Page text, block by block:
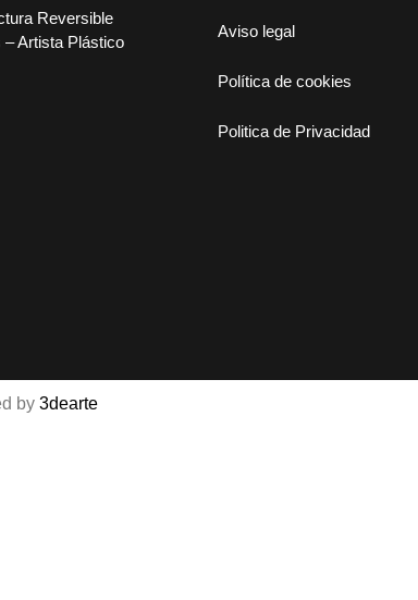
Reversible
– Artista Plástico
Aviso legal
Política de cookies
Politica de Privacidad
by 3dearte